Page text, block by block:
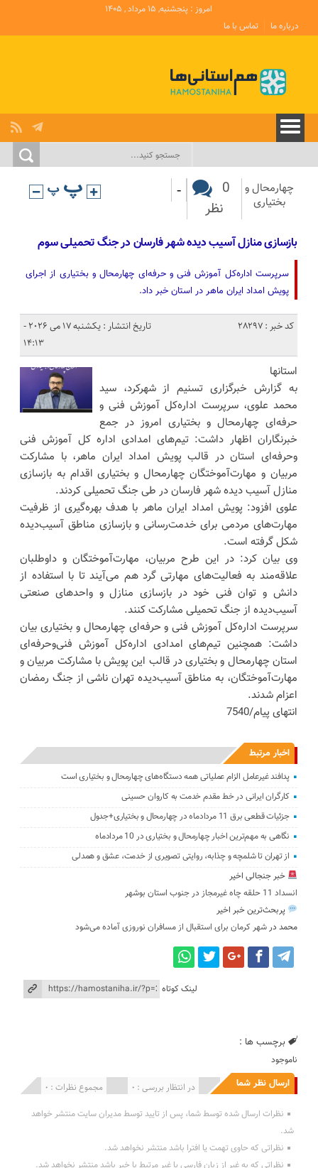
امروز : پنجشنبه, ۱۵ مرداد , ۱۴۰۵
درباره ما
تماس با ما
چهارمحال و
بختیاری
0
نظر
-
بازسازی منازل آسیب دیده شهر فارسان در جنگ تحمیلی سوم
سرپرست اداره‌کل آموزش فنی و حرفه‌ای چهارمحال و بختیاری از اجرای
پویش امداد ایران ماهر در استان خبر داد.
کد خبر : 28297
تاریخ انتشار : یکشنبه 17 می 2026 -
14:13
استانها
به گزارش خبرگزاری تسنیم از شهرکرد، سید
محمد علوی، سرپرست اداره‌کل آموزش فنی و
حرفه‌ای چهارمحال و بختیاری امروز در جمع
خبرنگاران اظهار داشت: تیم‌های امدادی اداره کل آموزش فنی
وحرفه‌ای استان در قالب پویش امداد ایران ماهر، با مشارکت
مربیان و مهارت‌آموختگان چهارمحال و بختیاری اقدام به بازسازی
منازل آسیب دیده شهر فارسان در طی جنگ تحمیلی کردند.
علوی افزود: پویش امداد ایران ماهر با هدف بهره‌گیری از ظرفیت
مهارت‌های مردمی برای خدمت‌رسانی و بازسازی مناطق آسیب‌دیده
شکل گرفته است.
وی بیان کرد: در این طرح مربیان، مهارت‌آموختگان و داوطلبان
علاقه‌مند به فعالیت‌های مهارتی گرد هم می‌آیند تا با استفاده از
دانش و توان فنی خود در بازسازی منازل و واحدهای صنعتی
آسیب‌دیده از جنگ تحمیلی مشارکت کنند.
سرپرست اداره‌کل آموزش فنی و حرفه‌ای چهارمحال و بختیاری بیان
داشت: همچنین تیم‌های امدادی اداره‌کل آموزش فنی‌وحرفه‌ای
استان چهارمحال و بختیاری در قالب این پویش با مشارکت مربیان و
مهارت‌آموختگان، به مناطق آسیب‌دیده تهران ناشی از جنگ رمضان
اعزام شدند.
انتهای پیام/7540
اخبار مرتبط
پدافند غیرعامل الزام عملیاتی همه دستگاه‌های چهارمحال و بختیاری است
کارگران ایرانی در خط مقدم خدمت به کاروان حسینی
جزئیات قطعی برق 11 مردادماه در چهارمحال و بختیاری+جدول
نگاهی به مهم‌ترین اخبار چهارمحال و بختیاری در 10 مردادماه
از تهران تا شلمچه و چذابه، روایتی تصویری از خدمت، عشق و همدلی
خبر جنجالی اخیر
انسداد 11 حلقه چاه غیرمجاز در جنوب استان بوشهر
پربحث‌ترین خبر اخیر
محمد درشهر کرمان برای استقبال از مسافران نوروزی آماده می‌شود
لینک کوتاه
برچسب ها :
ناموجود
ارسال نظر شما مجموع نظرات : 0 در انتظار بررسی : 0 انتشار یافته : 0
نظرات ارسال شده توسط شما، پس از تایید توسط مدیران سایت منتشر خواهد
شد.
نظراتی که حاوی تهمت یا افترا باشد منتشر نخواهد شد.
نظراتی که به غیر از زبان فارسی یا غیر مرتبط با خبر باشد منتشر نخواهد شد.